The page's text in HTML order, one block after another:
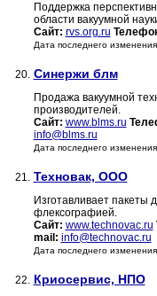
Поддержка
области вакуумной
Сайт: rvs.org.ru
Дата последнего
20. Синержи блм
Продажа вакуумной
производителей.
Сайт: www.blms.ru
info@blms.ru
Дата последнего
21. Техновак, ООО
Изготавливает пакеты
флексографией.
Сайт: www.technovac.ru
mail: info@technovac.ru
Дата последнего
22. Криосервис, НПО